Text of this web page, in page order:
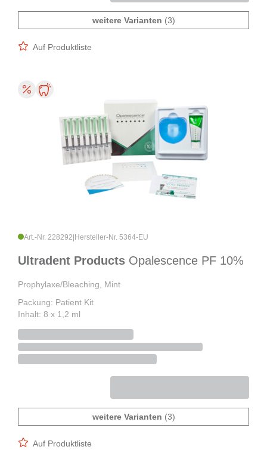
weitere Varianten (3)
Auf Produktliste
Art.-Nr. 228292 Hersteller-Nr. 5364-EU
Ultradent Products Opalescence PF 10%
Prophylaxe/Bleaching, Mint
Packung: Patient Kit
Inhalt: 8 x 1,2 ml
weitere Varianten (3)
Auf Produktliste